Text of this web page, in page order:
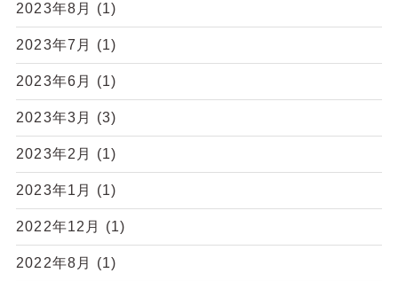
2023年8月 (1)
2023年7月 (1)
2023年6月 (1)
2023年3月 (3)
2023年2月 (1)
2023年1月 (1)
2022年12月 (1)
2022年8月 (1)